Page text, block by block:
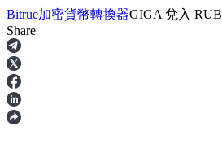
合約
Bitrue加密貨幣轉換器GIGA 兌入 RUB
Share